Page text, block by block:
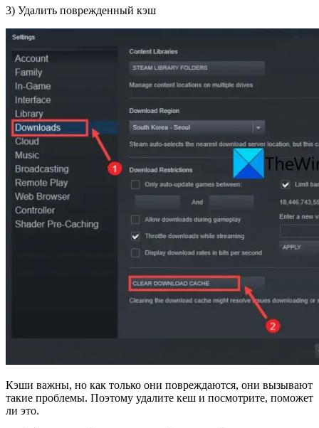
3) Удалить поврежденный кэш
Кэши важны, но как только они повреждаются, они вызывают
такие проблемы. Поэтому удалите кеш и посмотрите, поможет
ли это.